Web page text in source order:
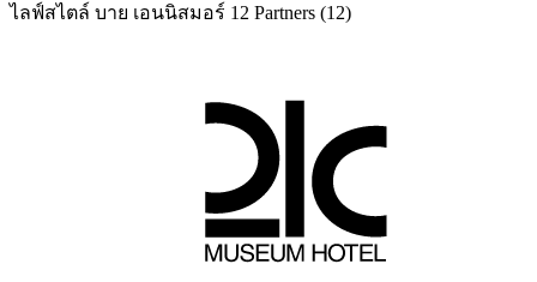
ไลฟ์สไตล์ บาย เอนนิสมอร์ 12 Partners (12)